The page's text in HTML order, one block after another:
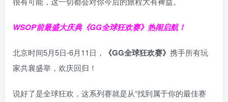
WSOP前最盛大庆典《GG全球狂欢赛》 热闹启航！
北京时间5月5日-6月11日， 《GG全球狂欢赛》 携手所有玩
家共襄盛举，欢庆回归！
说好了是全球狂欢，这系列赛就是从“找到属于你的最佳赛